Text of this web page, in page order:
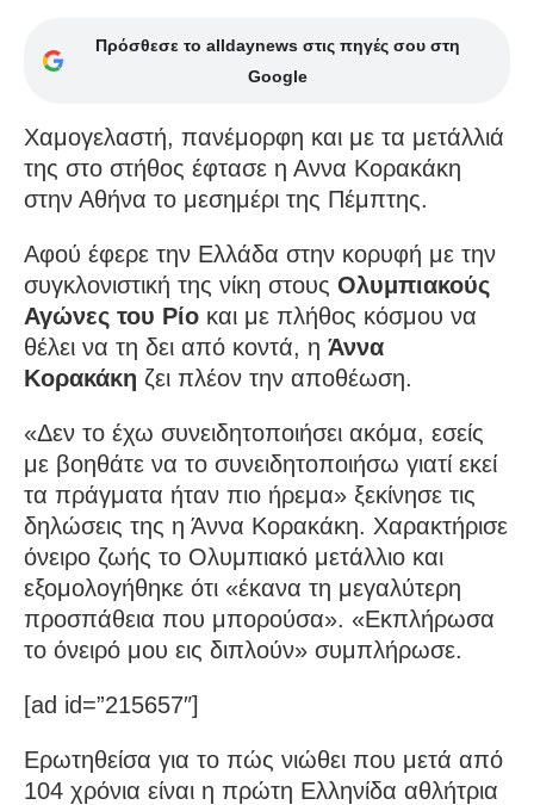
Πρόσθεσε το alldaynews στις πηγές σου στη
Google
Χαμογελαστή, πανέμορφη και με τα μετάλλιά
της στο στήθος έφτασε η Αννα Κορακάκη
στην Αθήνα το μεσημέρι της Πέμπτης.
Αφού έφερε την Ελλάδα στην κορυφή με την
συγκλονιστική της νίκη στους Ολυμπιακούς
Αγώνες του Ρίο και με πλήθος κόσμου να
θέλει να τη δει από κοντά, η Άννα
Κορακάκη ζει πλέον την αποθέωση.
«Δεν το έχω συνειδητοποιήσει ακόμα, εσείς
με βοηθάτε να το συνειδητοποιήσω γιατί εκεί
τα πράγματα ήταν πιο ήρεμα» ξεκίνησε τις
δηλώσεις της η Άννα Κορακάκη. Χαρακτήρισε
όνειρο ζωής το Ολυμπιακό μετάλλιο και
εξομολογήθηκε ότι «έκανα τη μεγαλύτερη
προσπάθεια που μπορούσα». «Εκπλήρωσα
το όνειρό μου εις διπλούν» συμπλήρωσε.
[ad id=”215657″]
Ερωτηθείσα για το πώς νιώθει που μετά από
104 χρόνια είναι η πρώτη Ελληνίδα αθλήτρια